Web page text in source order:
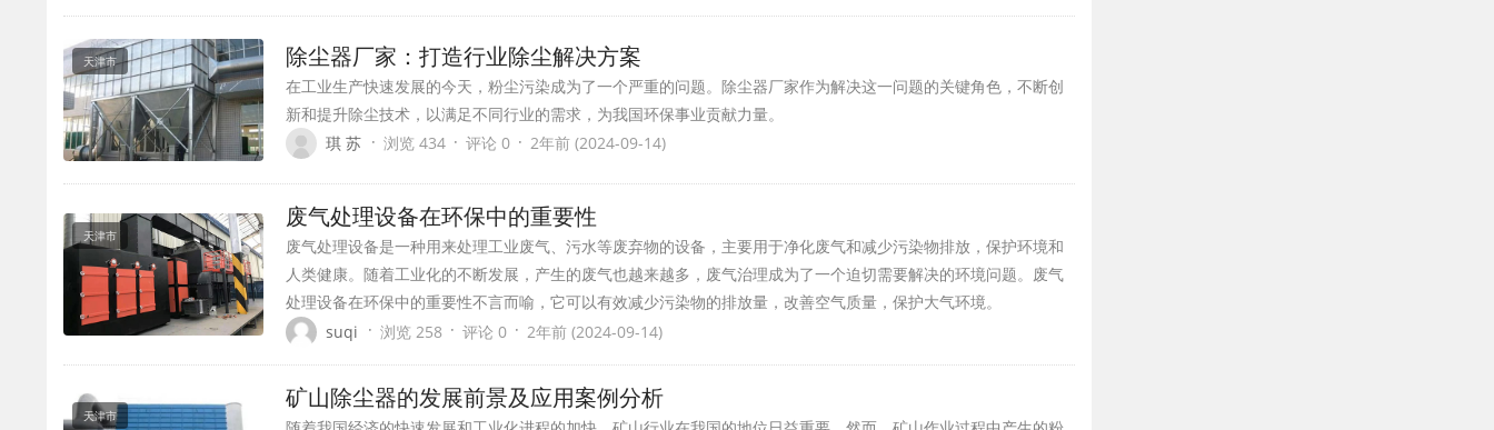
天津市 除尘器厂家：打造行业除尘解决方案
在工业生产快速发展的今天，粉尘污染成为了一个严重的问题。除尘器厂家作为解决这一问题的关键角色，不断创
新和提升除尘技术，以满足不同行业的需求，为我国环保事业贡献力量。
琪 苏 · 浏览 434 · 评论 0 · 2年前 (2024-09-14)
天津市
废气处理设备在环保中的重要性
废气处理设备是一种用来处理工业废气、污水等废弃物的设备，主要用于净化废气和减少污染物排放，保护环境和
人类健康。随着工业化的不断发展，产生的废气也越来越多，废气治理成为了一个迫切需要解决的环境问题。废气
处理设备在环保中的重要性不言而喻，它可以有效减少污染物的排放量，改善空气质量，保护大气环境。
suqi · 浏览 258 · 评论 0 · 2年前 (2024-09-14)
天津市
矿山除尘器的发展前景及应用案例分析